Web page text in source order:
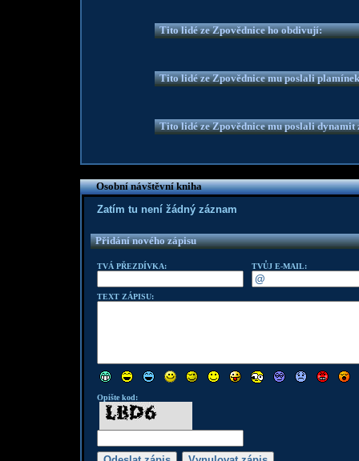
Tito lidé ze Zpovědnice ho obdivují:
Tito lidé ze Zpovědnice mu poslali
Tito lidé ze Zpovědnice mu poslali dynamit
Osobní návštěvní kniha
Zatím tu není žádný záznam
Přidání nového zápisu
TVÁ PŘEZDÍVKA: TVŮJ E-MAIL:
TEXT ZÁPISU:
Opište kod: